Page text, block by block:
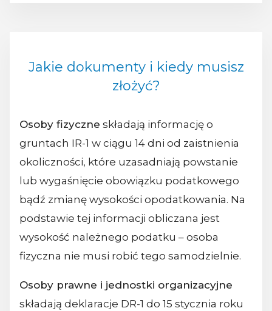
Jakie dokumenty i kiedy musisz
złożyć?
Osoby fizyczne składają informację o
gruntach IR-1 w ciągu 14 dni od zaistnienia
okoliczności, które uzasadniają powstanie
lub wygaśnięcie obowiązku podatkowego
bądź zmianę wysokości opodatkowania. Na
podstawie tej informacji obliczana jest
wysokość należnego podatku – osoba
fizyczna nie musi robić tego samodzielnie.
Osoby prawne i jednostki organizacyjne
składają deklaracje DR-1 do 15 stycznia roku